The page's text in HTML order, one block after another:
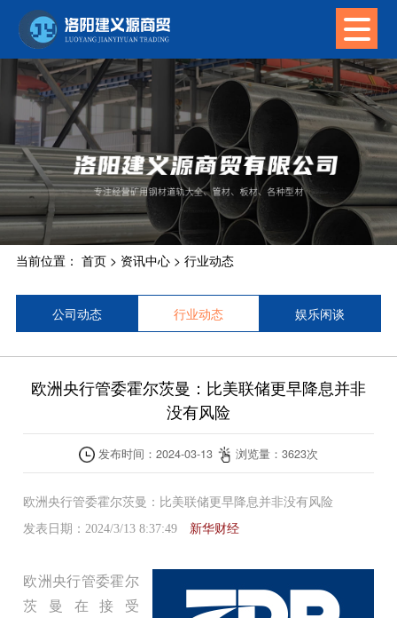
当前位置： 首页> 资讯中心> 行业动态
公司动态 行业动态 娱乐闲谈
欧洲央行管委霍尔茨曼：比美联储更早降息并非
没有风险
发布时间：2024-03-13 浏览量：3623
欧洲央行管委霍尔茨曼：比美联储更早降息并非没有风险
发表日期：2024/3/13 8:37:49 新华财经
欧洲央行管委霍尔
茨曼在接受